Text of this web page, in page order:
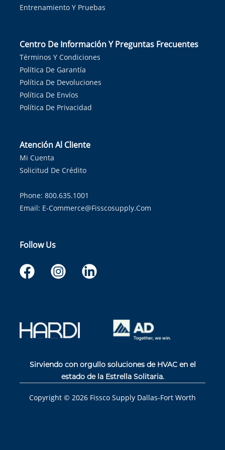
Entrenamiento Y Pruebas
Centro De Información Y Preguntas Frecuentes
Términos Y Condiciones
Política De Garantía
Política De Devoluciones
Política De Envíos
Política De Privacidad
Atención Al Cliente
Mi Cuenta
Solicitud De Crédito
Phone: 800.635.1001
Email: E-Commerce@fisscosupply.com
Follow Us
Sirviendo con orgullo soluciones de HVAC en el
estado de la Estrella Solitaria.
Copyright © 2026 Fissco Supply Dallas-Fort Worth